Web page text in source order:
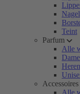
Teint
Parfum
Alle
Heren
Accessoires
Alle